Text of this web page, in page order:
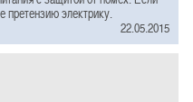
претензию электрику.
22.05.2015